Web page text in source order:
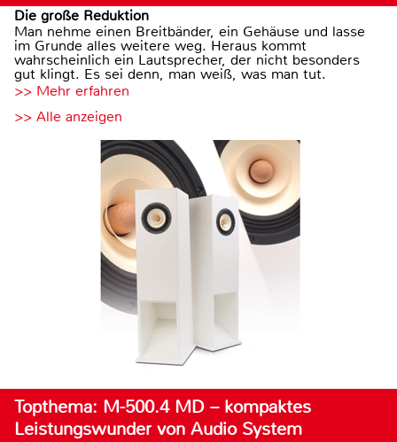
Die große Reduktion
Man nehme einen Breitbänder, ein Gehäuse und lasse
im Grunde alles weitere weg. Heraus kommt
wahrscheinlich ein Lautsprecher, der nicht besonders
gut klingt. Es sei denn, man weiß, was man tut.
>> Mehr erfahren
>> Alle anzeigen
Topthema: M-500.4 MD – kompaktes
Leistungswunder von Audio System